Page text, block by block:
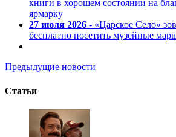
книги в хорошем состоянии на
ярмарку
27 июля 2026 - «Царское Село»
бесплатно посетить музейные
Предыдущие новости
Статьи